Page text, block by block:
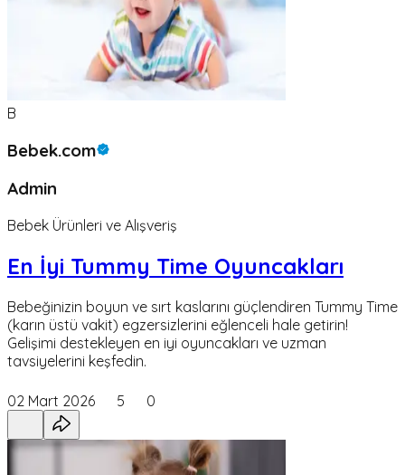
B
Bebek.com
Admin
Bebek Ürünleri ve Alışveriş
En İyi Tummy Time Oyuncakları
Bebeğinizin boyun ve sırt kaslarını güçlendiren Tummy Time
(karın üstü vakit) egzersizlerini eğlenceli hale getirin!
Gelişimi destekleyen en iyi oyuncakları ve uzman
tavsiyelerini keşfedin.
02 Mart 2026 5 0